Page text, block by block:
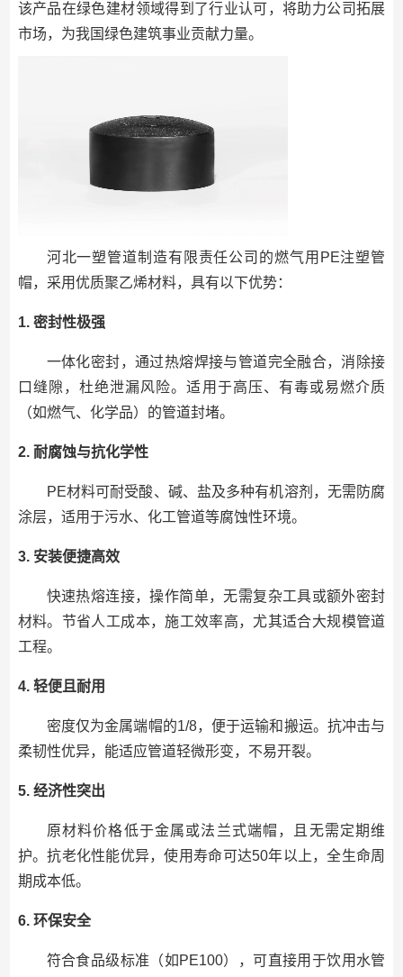
该产品在绿色建材领域得到了行业认可，将助力公司拓展
市场，为我国绿色建筑事业贡献力量。
河北一塑管道制造有限责任公司的燃气用PE注塑管
帽，采用优质聚乙烯材料，具有以下优势：
1. 密封性极强
一体化密封，通过热熔焊接与管道完全融合，消除接
口缝隙，杜绝泄漏风险。适用于高压、有毒或易燃介质
（如燃气、化学品）的管道封堵。
2. 耐腐蚀与抗化学性
PE材料可耐受酸、碱、盐及多种有机溶剂，无需防腐
涂层，适用于污水、化工管道等腐蚀性环境。
3. 安装便捷高效
快速热熔连接，操作简单，无需复杂工具或额外密封
材料。节省人工成本，施工效率高，尤其适合大规模管道
工程。
4. 轻便且耐用
密度仅为金属端帽的1/8，便于运输和搬运。抗冲击与
柔韧性优异，能适应管道轻微形变，不易开裂。
5. 经济性突出
原材料价格低于金属或法兰式端帽，且无需定期维
护。抗老化性能优异，使用寿命可达50年以上，全生命周
期成本低。
6. 环保安全
符合食品级标准（如PE100），可直接用于饮用水管